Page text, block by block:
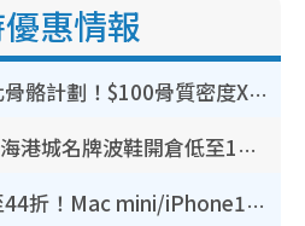
惠情報
港大推賽馬會強化骨骼計劃！$100骨質密度X光檢查 完成免費運動訓練送超市禮券！附參加資格
開倉優惠 | 尖沙咀海港城名牌波鞋開倉低至1折！On鞋$899起／Joy&Peace鞋履$98起
豐澤優惠勁減低至44折！Mac mini/iPhone17Pro大減價！廚房家電$220起